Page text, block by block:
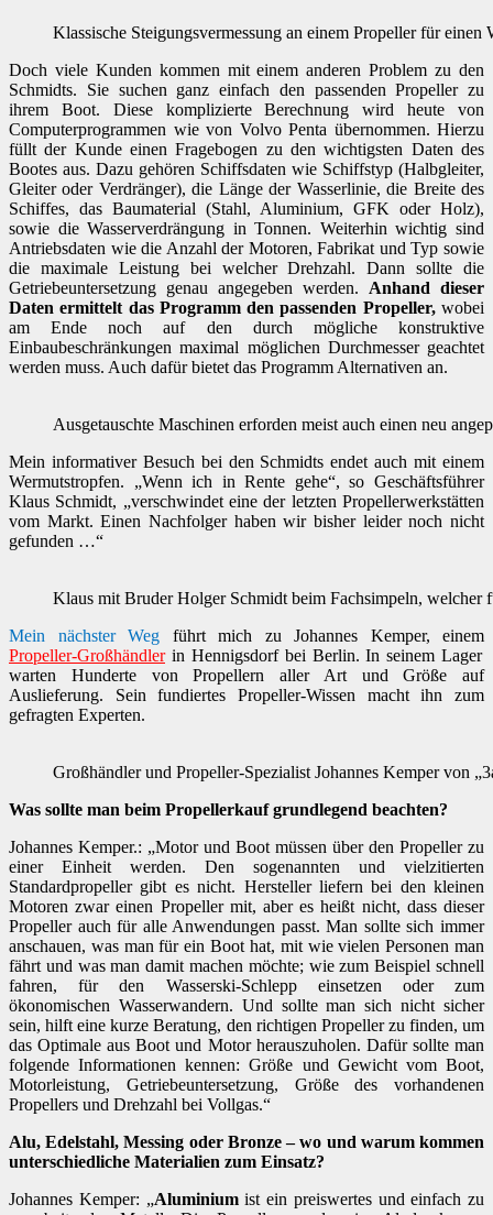
Klassische Steigungsvermessung an einem Propeller für einen
Doch viele Kunden kommen mit einem anderen Problem zu den
Schmidts. Sie suchen ganz einfach den passenden Propeller zu
ihrem Boot. Diese komplizierte Berechnung wird heute von
Computerprogrammen wie von Volvo Penta übernommen. Hierzu
füllt der Kunde einen Fragebogen zu den wichtigsten Daten des
Bootes aus. Dazu gehören Schiffsdaten wie Schiffstyp (Halbgleiter,
Gleiter oder Verdränger), die Länge der Wasserlinie, die Breite des
Schiffes, das Baumaterial (Stahl, Aluminium, GFK oder Holz),
sowie die Wasserverdrängung in Tonnen. Weiterhin wichtig sind
Antriebsdaten wie die Anzahl der Motoren, Fabrikat und Typ sowie
die maximale Leistung bei welcher Drehzahl. Dann sollte die
Getriebeuntersetzung genau angegeben werden. Anhand dieser
Daten ermittelt das Programm den passenden Propeller,wobei
am Ende noch auf den durch mögliche konstruktive
Einbaubeschränkungen maximal möglichen Durchmesser geachtet
werden muss. Auch dafür bietet das Programm Alternativen an.
Ausgetauschte Maschinen erforden meist auch einen neu
Mein informativer Besuch bei den Schmidts endet auch mit einem
Wermutstropfen. „Wenn ich in Rente gehe“, so Geschäftsführer
Klaus Schmidt, „verschwindet eine der letzten Propellerwerkstätten
vom Markt. Einen Nachfolger haben wir bisher leider noch nicht
gefunden …“
Klaus mit Bruder Holger Schmidt beim Fachsimpeln, welcher
Mein nächster Weg führt mich zu Johannes Kemper, einem
Propeller-Großhändlerin Hennigsdorf bei Berlin. In seinem Lager
warten Hunderte von Propellern aller Art und Größe auf
Auslieferung. Sein fundiertes Propeller-Wissen macht ihn zum
gefragten Experten.
Großhändler und Propeller-Spezialist Johannes Kemper von
Was sollte man beim Propellerkauf grundlegend beachten?
Johannes Kemper.: „Motor und Boot müssen über den Propeller zu
einer Einheit werden. Den sogenannten und vielzitierten
Standardpropeller gibt es nicht. Hersteller liefern bei den kleinen
Motoren zwar einen Propeller mit, aber es heißt nicht, dass dieser
Propeller auch für alle Anwendungen passt. Man sollte sich immer
anschauen, was man für ein Boot hat, mit wie vielen Personen man
fährt und was man damit machen möchte; wie zum Beispiel schnell
fahren, für den Wasserski-Schlepp einsetzen oder zum
ökonomischen Wasserwandern. Und sollte man sich nicht sicher
sein, hilft eine kurze Beratung, den richtigen Propeller zu finden, um
das Optimale aus Boot und Motor herauszuholen. Dafür sollte man
folgende Informationen kennen: Größe und Gewicht vom Boot,
Motorleistung, Getriebeuntersetzung, Größe des vorhandenen
Propellers und Drehzahl bei Vollgas.“
Alu, Edelstahl, Messing oder Bronze – wo und warum kommen
unterschiedliche Materialien zum Einsatz?
Johannes Kemper: „Aluminiumist ein preiswertes und einfach zu